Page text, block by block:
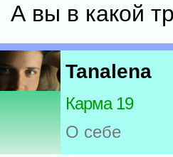
А вы в какой
Tanalena
Карма 19
О себе